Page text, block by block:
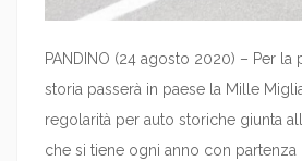
PANDINO (24 agosto 2020) – Per la
storia passerà in paese la Mille
regolarità per auto storiche giunta
che si tiene ogni anno con partenza